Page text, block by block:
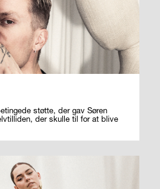
støtte, der gav Søren
der skulle til for at blive